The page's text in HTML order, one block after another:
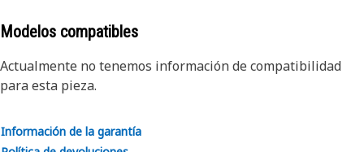
Modelos compatibles
Actualmente no tenemos información de compatibilidad
para esta pieza.
Información de la garantía